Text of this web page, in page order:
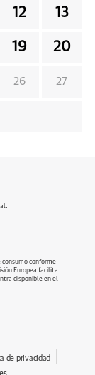
12 13
19 20
26 27
consumo conforme
Europea facilita
disponible en el
de privacidad